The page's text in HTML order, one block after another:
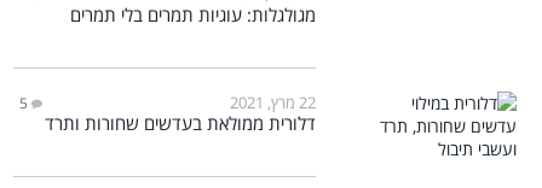
מגולגלות: עוגיות תמרים בלי תמרים
22 מרץ, 2021 5
דלורית ממולאת בעדשים שחורות ותרד